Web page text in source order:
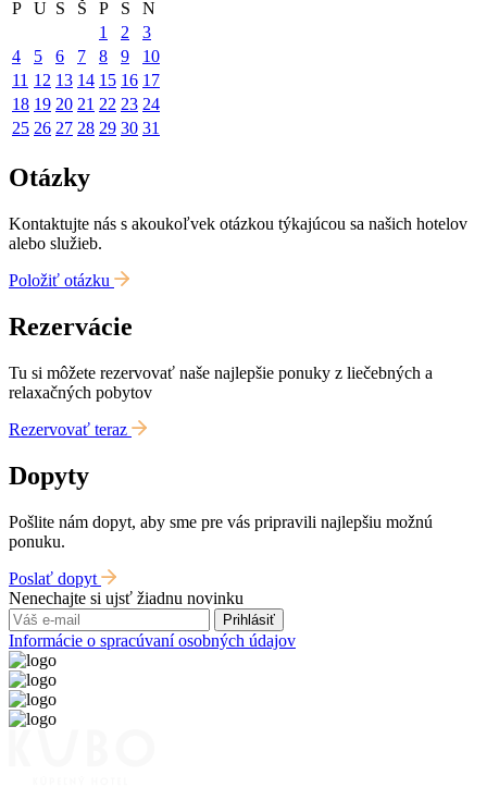
P U S Š P S
N
1
2
3
4
5 6 7 8 9
10
11 12 13 14 15 16 17
18 19 20 21 22 23 24
25 26 27 28 29 30 31
Otázky
Kontaktujte nás s akoukoľvek otázkou týkajúcou sa našich hotelov
alebo služieb.
Položiť otázku
Rezervácie
Tu si môžete rezervovať naše najlepšie ponuky z liečebných a
relaxačných pobytov
Rezervovať teraz
Dopyty
Pošlite nám dopyt, aby sme pre vás pripravili najlepšiu možnú
ponuku.
Poslať dopyt
Nenechajte si ujsť žiadnu novinku
Prihlásiť
Informácie o spracúvaní osobných údajov